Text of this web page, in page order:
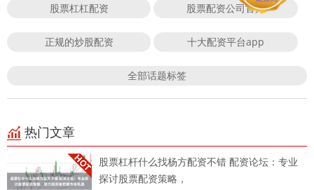
股票杠杠配资 股票配资公司官方
正规的炒股配资 十大配资平台app
全部话题标签
热门文章
股票杠杆什么找杨方配资不错 配资论坛：专业
探讨股票配资策略，